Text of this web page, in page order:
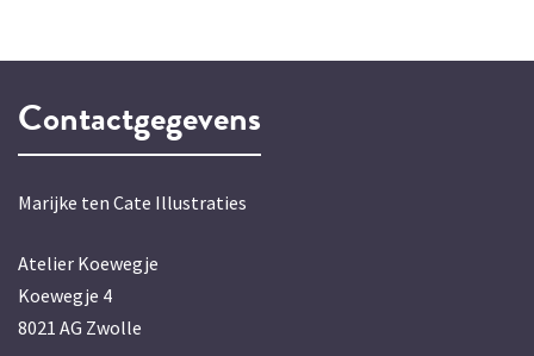
Contactgegevens
Marijke ten Cate Illustraties
Atelier Koewegje
Koewegje 4
8021 AG Zwolle